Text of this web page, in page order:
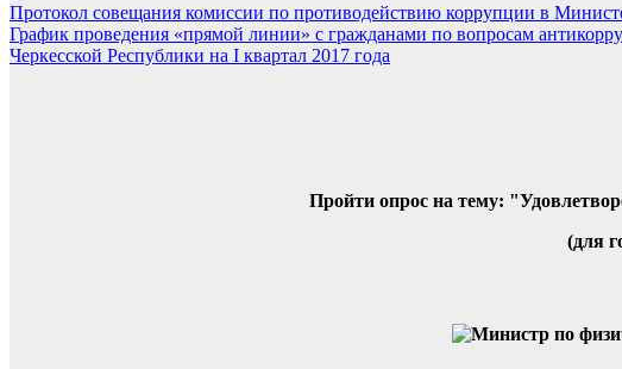
Протокол совещания комиссии по противодействию коррупции в
График проведения «прямой линии» с гражданами по вопросам
Черкесской Республики на I квартал 2017 года
Пройти опрос на тему:
(для